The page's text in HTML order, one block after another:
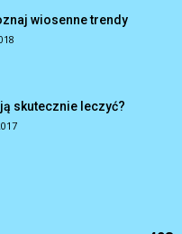
wiosenne trendy
skutecznie leczyć?